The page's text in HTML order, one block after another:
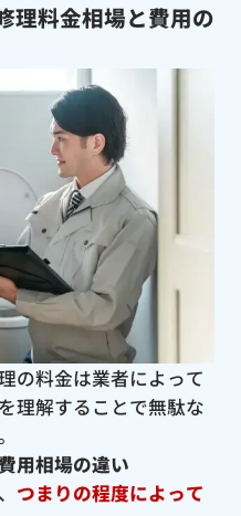
理料金相場と費用の
の料金は業者によって
理解することで無駄な
用相場の違い
つまりの程度によって